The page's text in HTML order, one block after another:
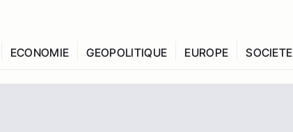
ECONOMIE GEOPOLITIQUE EUROPE SOCIETE